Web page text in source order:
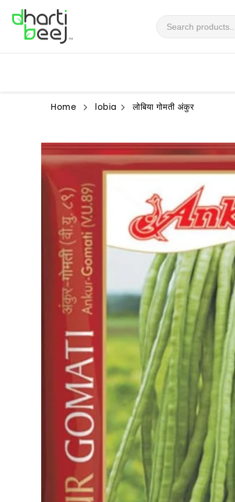
सामग्री
पर जाएं
Home lobia लोबिया गोमती अंकुर
उत्पाद
जानकारी
पर जाएं